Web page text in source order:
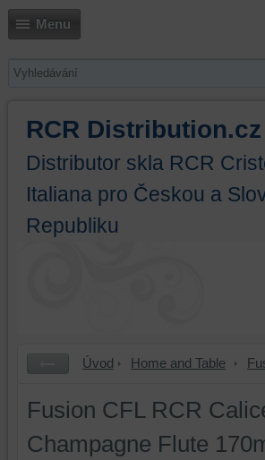
Menu
RCR Distribution.cz
Distributor skla RCR
Italiana pro Českou a
Republiku
Úvod Home and Table
Fusion CFL RCR
Champagne Flute